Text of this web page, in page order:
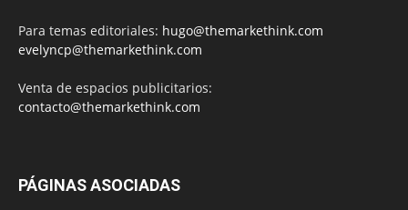
Para temas editoriales: hugo@themarkethink.com
evelyncp@themarkethink.com
Venta de espacios publicitarios:
contacto@themarkethink.com
PÁGINAS ASOCIADAS